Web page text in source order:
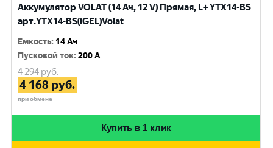
Аккумулятор VOLAT (14 Ач, 12 V) Прямая, L+ YTX14-BS
арт.YTX14-BS(iGEL)Volat
Емкость: 14 Ач
Пусковой ток:200 A
4 294руб.
4 168 руб.
при обмене
Купить в 1 клик